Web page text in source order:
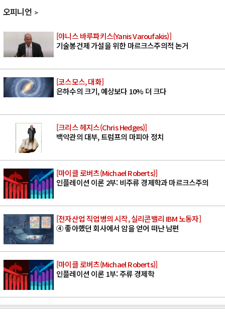
오피니언
[야니스 바루파키스(Yanis Varoufakis)]
기술봉건제 가설을 위한 마르크스주의적 논거
[코스모스, 대화]
은하수의 크기, 예상보다 10% 더 크다
[크리스 헤지스(Chris Hedges)]
백악관의 대부, 트럼프의 마피아 정치
[마이클 로버츠(Michael Roberts)]
인플레이션 이론 2부: 비주류 경제학과 마르크스주의
[전자산업 직업병의 시작, 실리콘밸리 IBM 노동자]
④ 좋아했던 회사에서 암을 얻어 떠난 남편
[마이클 로버츠(Michael Roberts)]
인플레이션 이론 1부: 주류 경제학